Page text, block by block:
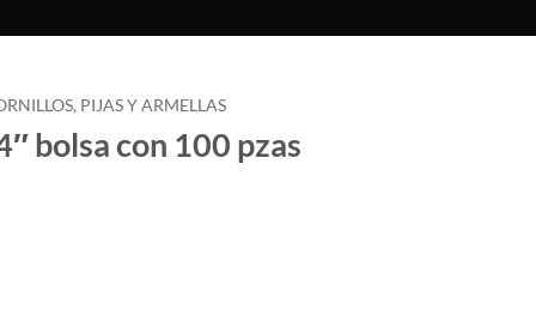
PIJAS Y ARMELLAS
bolsa con 100 pzas